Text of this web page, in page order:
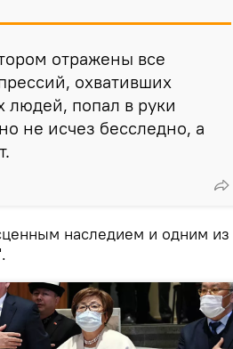
отражены все
охвативших
попал в руки
не исчез бесследно, а
наследием и одним из